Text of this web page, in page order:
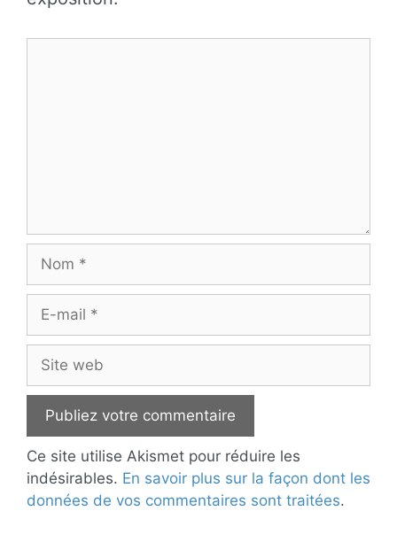
mail
web
Ce site utilise Akismet pour réduire les
indésirables. En savoir plus sur la façon dont les
données de vos commentaires sont traitées.